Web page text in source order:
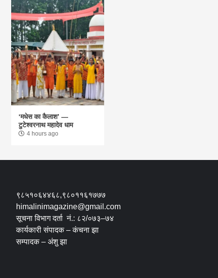
‘मधेस का कैलाश’ —
टुटेश्वरनाथ महादेव धाम
4 hours ago
९८५१०६४४६८,९८०११६१७७७
himalinimagazine@gmail.com
सूचना विभाग दर्ता नं.: ८२/०७३–७४
कार्यकारी संपादक – कंचना झा
सम्पादक – अंशु झा